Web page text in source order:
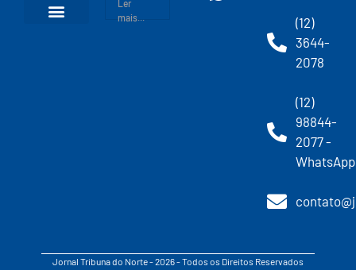
Ler
mais...
(12)
3644-
2078
(12)
98844-
2077 -
WhatsApp
Jornal Tribuna do Norte - 2026 - Todos os Direitos Reservados